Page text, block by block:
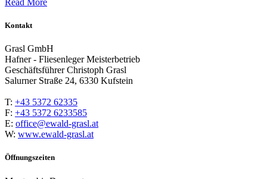
Kontakt
Grasl GmbH
Hafner - Fliesenleger Meisterbetrieb
Geschäftsführer Christoph Grasl
Salurner Straße 24, 6330 Kufstein
T: +43 5372 62335
F: +43 5372 6233585
E: office@ewald-grasl.at
W: www.ewald-grasl.at
Öffnungszeiten